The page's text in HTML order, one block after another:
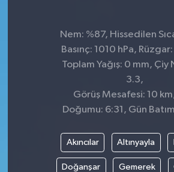
Nem: %87, Hissedilen
Basınç: 1010 hPa,
Toplam Yağış: 0 mm, Çiy
3.3,
Görüş Mesafesi: 10
Doğumu: 6:31, Gün
Akıncılar Altınyayla
Doğanşar Gemerek